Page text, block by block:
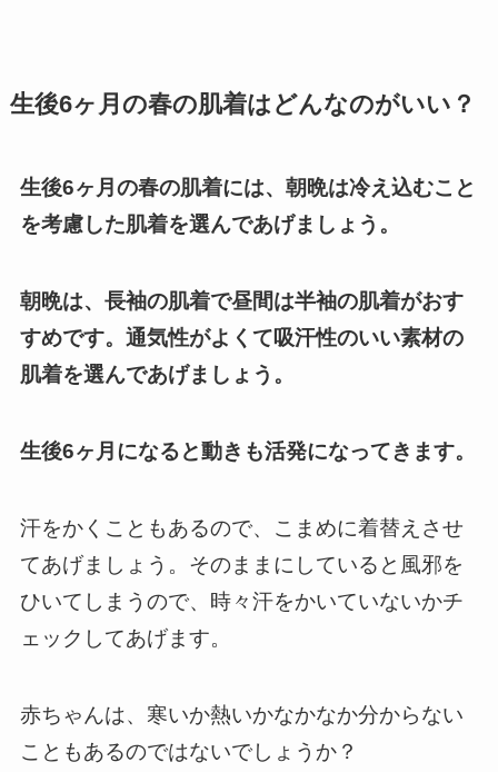
生後6ヶ月の春の肌着はどんなのがいい？
生後6ヶ月の春の肌着には、朝晩は冷え込むこと
を考慮した肌着を選んであげましょう。
朝晩は、長袖の肌着で昼間は半袖の肌着がおす
すめです。 通気性がよくて吸汗性のいい素材の
肌着を選んであげましょう。
生後6ヶ月になると動きも活発になってきます。
汗をかくこともあるので、こまめに着替えさせ
てあげましょう。 そのままにしていると風邪を
ひいてしまうので、時々汗をかいていないかチ
ェックしてあげます。
赤ちゃんは、寒いか熱いかなかなか分からない
こともあるのではないでしょうか？